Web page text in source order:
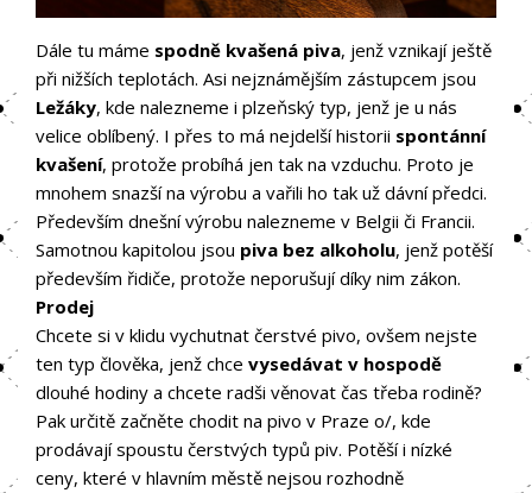
Dále tu máme spodně kvašená piva, jenž vznikají ještě
při nižších teplotách. Asi nejznámějším zástupcem jsou
Ležáky, kde nalezneme i plzeňský typ, jenž je u nás
velice oblíbený. I přes to má nejdelší historii spontánní
kvašení, protože probíhá jen tak na vzduchu. Proto je
mnohem snazší na výrobu a vařili ho tak už dávní předci.
Především dnešní výrobu nalezneme v Belgii či Francii.
Samotnou kapitolou jsou piva bez alkoholu, jenž potěší
především řidiče, protože neporušují díky nim zákon.
Prodej
Chcete si v klidu vychutnat čerstvé pivo, ovšem nejste
ten typ člověka, jenž chce vysedávat v hospodě
dlouhé hodiny a chcete radši věnovat čas třeba rodině?
Pak určitě začněte chodit na pivo v Praze o/, kde
prodávají spoustu čerstvých typů piv. Potěší i nízké
ceny, které v hlavním městě nejsou rozhodně